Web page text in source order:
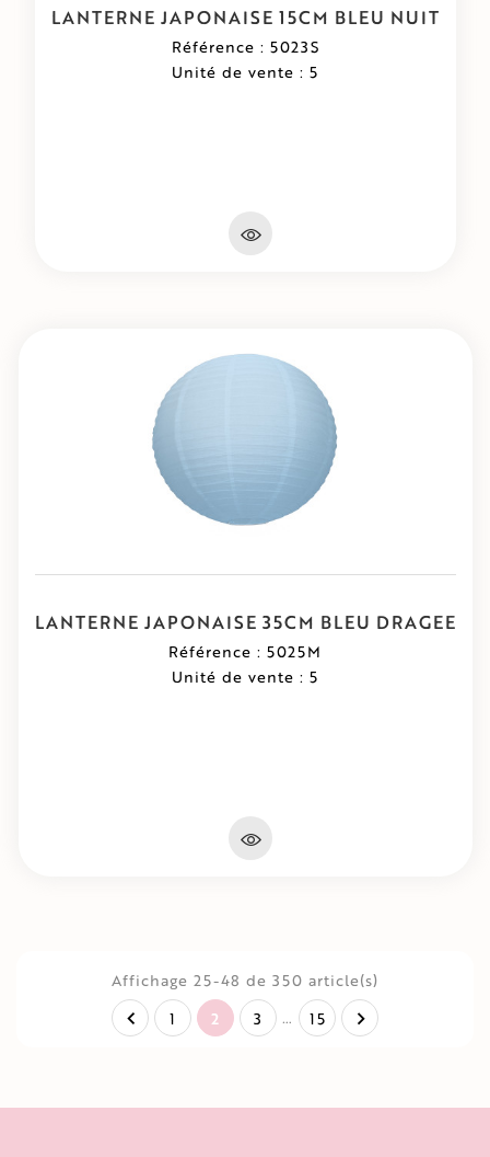
LANTERNE JAPONAISE 15CM BLEU NUIT
Référence : 5023S
Unité de vente : 5
LANTERNE JAPONAISE 35CM BLEU DRAGEE
Référence : 5025M
Unité de vente : 5
Affichage 25-48 de 350 article(s)
 1 2 3 … 15 